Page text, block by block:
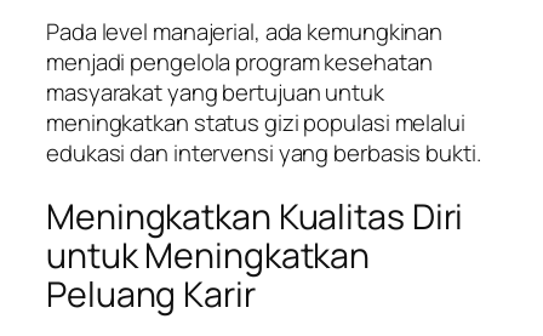
Pada level manajerial, ada kemungkinan
menjadi pengelola program kesehatan
masyarakat yang bertujuan untuk
meningkatkan status gizi populasi melalui
edukasi dan intervensi yang berbasis bukti.
Meningkatkan Kualitas Diri
untuk Meningkatkan
Peluang Karir